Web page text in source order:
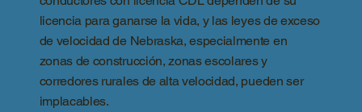
licencia para ganarse la vida, y las leyes de exceso
de velocidad de Nebraska, especialmente en
zonas de construcción, zonas escolares y
corredores rurales de alta velocidad, pueden ser
implacables.